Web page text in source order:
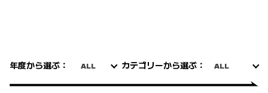
年度から選ぶ： ALL カテゴリーから選ぶ： ALL